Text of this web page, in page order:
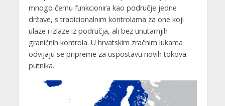
mnogo čemu funkcionira kao područje jedne
države, s tradicionalnim kontrolama za one koji
ulaze i izlaze iz područja, ali bez unutarnjih
graničnih kontrola. U hrvatskim zračnim lukama
odvijaju se pripreme za uspostavu novih tokova
putnika.